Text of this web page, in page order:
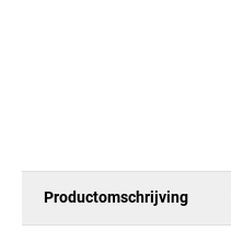
Productomschrijving